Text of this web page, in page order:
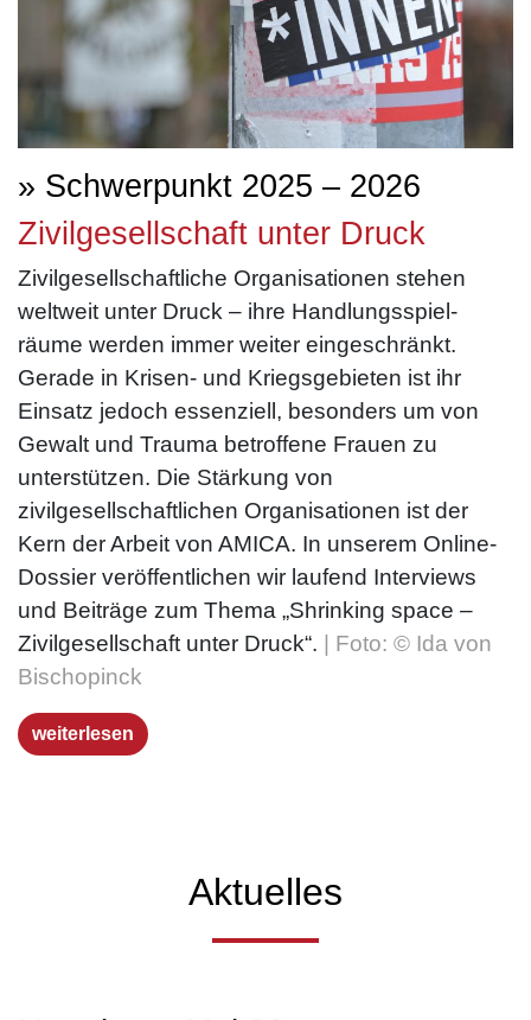
» Schwerpunkt 2025 – 2026
Zivilgesellschaft unter Druck
Zivil­gesellschaftliche Orga­nisationen stehen
weltweit unter Druck – ihre Handlungs­spiel­
räume werden immer weiter eingeschränkt.
Gerade in Krisen- und Kriegs­gebieten ist ihr
Einsatz jedoch essenziell, besonders um von
Gewalt und Trauma betroffene Frauen zu
unterstützen. Die Stärkung von
zivilgesellschaftlichen Organisationen ist der
Kern der Arbeit von AMICA. In unserem Online-
Dossier veröffentlichen wir laufend Interviews
und Beiträge zum Thema „Shrinking space –
Zivilgesellschaft unter Druck“. | Foto: © Ida von
Bischopinck
weiterlesen
Aktuelles